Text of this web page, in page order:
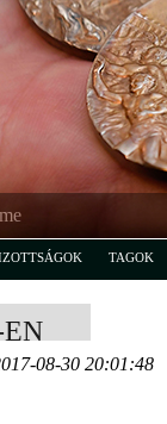
TAGOK
08-30 20:01:48